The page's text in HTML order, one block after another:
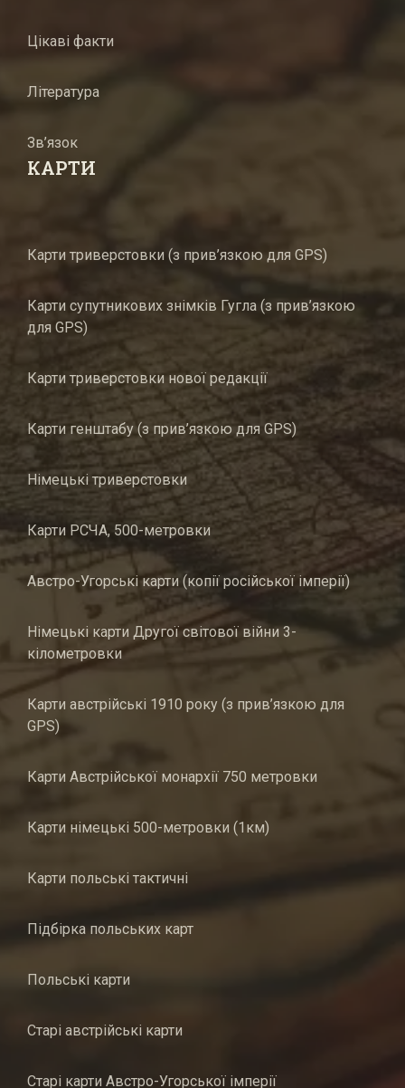
Цікаві факти
Література
Зв’язок
КАРТИ
Карти триверстовки (з прив’язкою для GPS)
Карти супутникових знімків Гугла (з прив’язкою
для GPS)
Карти триверстовки нової редакції
Карти генштабу (з прив’язкою для GPS)
Німецькі триверстовки
Карти РСЧА, 500-метровки
Австро-Угорські карти (копії російської імперії)
Німецькі карти Другої світової війни 3-
кілометровки
Карти австрійські 1910 року (з прив’язкою для
GPS)
Карти Австрійської монархії 750 метровки
Карти німецькі 500-метровки (1км)
Карти польські тактичні
Підбірка польських карт
Польські карти
Старі австрійські карти
Старі карти Австро-Угорської імперії